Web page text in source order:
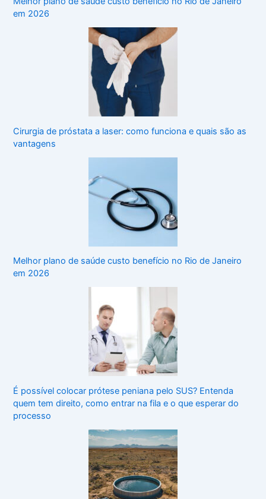
em 2026
Cirurgia de próstata a laser: como funciona e quais são as
vantagens
Melhor plano de saúde custo benefício no Rio de Janeiro
em 2026
É possível colocar prótese peniana pelo SUS? Entenda
quem tem direito, como entrar na fila e o que esperar do
processo